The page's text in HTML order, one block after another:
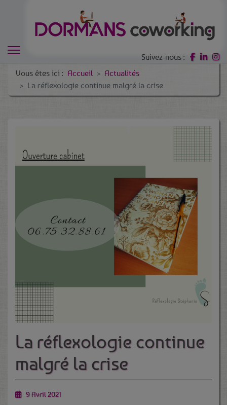
Suivez-nous :
Vous êtes ici : Accueil
Actualités
La réflexologie continue malgré la crise
La réflexologie continue
malgré la crise
9 Avril 2021